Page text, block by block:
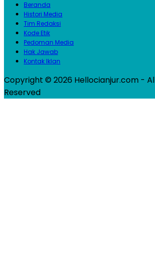
Beranda
Histori Media
Tim Redaksi
Kode Etik
Pedoman Media
Hak Jawab
Kontak Iklan
Copyright © 2026 Hellocianjur.com -
Reserved